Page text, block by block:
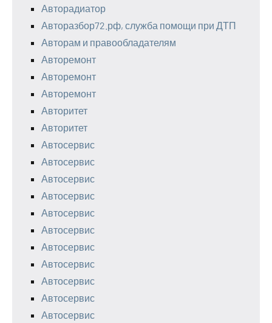
Авторадиатор
Авторазбор72.рф, служба помощи при ДТП
Авторам и правообладателям
Авторемонт
Авторемонт
Авторемонт
Авторитет
Авторитет
Автосервис
Автосервис
Автосервис
Автосервис
Автосервис
Автосервис
Автосервис
Автосервис
Автосервис
Автосервис
Автосервис